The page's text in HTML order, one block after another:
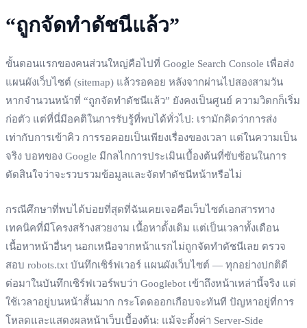
“ถูกจัดทำดัชนีแล้ว”
ขั้นตอนแรกของคนส่วนใหญ่คือไปที่ Google Search Console เพื่อส่ง
แผนผังเว็บไซต์ (sitemap) แล้วรอคอย หลังจากผ่านไปสองสามวัน
หากจำนวนหน้าที่ “ถูกจัดทำดัชนีแล้ว” ยังคงเป็นศูนย์ ความวิตกก็เริ่ม
ก่อตัว แต่ที่นี่มีอคติในการรับรู้ที่พบได้ทั่วไป: เรามักคิดว่าการส่ง
เท่ากับการเข้าคิว การรอคอยเป็นเพียงเรื่องของเวลา แต่ในความเป็น
จริง บอทของ Google มีกลไกการประเมินเบื้องต้นที่ซับซ้อนในการ
ตัดสินใจว่าจะรวบรวมข้อมูลและจัดทำดัชนีหน้าหรือไม่
กรณีศึกษาที่พบได้บ่อยที่สุดที่ฉันเคยเจอคือเว็บไซต์เอกสารทาง
เทคนิคที่มีโครงสร้างสวยงาม เนื้อหาดั้งเดิม แต่เป็นเวลาทั้งเดือน
เนื้อหาหน้าอื่นๆ นอกเหนือจากหน้าแรกไม่ถูกจัดทำดัชนีเลย ตรวจ
สอบ robots.txt บันทึกเซิร์ฟเวอร์ แผนผังเว็บไซต์ — ทุกอย่างปกติดี
ต่อมาในบันทึกเซิร์ฟเวอร์พบว่า Googlebot เข้าถึงหน้าเหล่านี้จริง แต่
ใช้เวลาอยู่บนหน้าสั้นมาก กระโดดออกเกือบจะทันที ปัญหาอยู่ที่การ
โหลดและแสดงผลหน้าเว็บเบื้องต้น: แม้จะตั้งค่า Server-Side